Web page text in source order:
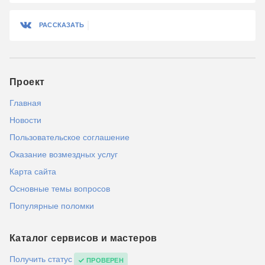
РАССКАЗАТЬ
Проект
Главная
Новости
Пользовательское соглашение
Оказание возмездных услуг
Карта сайта
Основные темы вопросов
Популярные поломки
Каталог сервисов и мастеров
Получить статус ПРОВЕРЕН